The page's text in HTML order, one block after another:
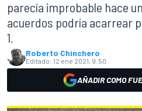
parecía improbable hace
acuerdos podría acarrear
1.
Roberto Chinchero
Editado: 12 ene 2021, 9:50
AÑADIR COMO